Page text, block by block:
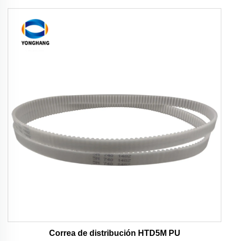
Correa de distribución HTD5M PU